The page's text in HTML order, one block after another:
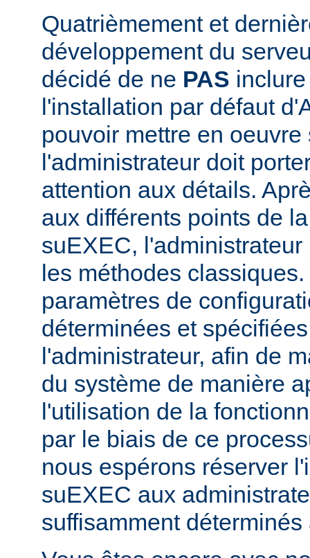
Quatrièmement et
développement du
décidé de ne PAS
l'installation par défaut
pouvoir mettre en oeuvre
l'administrateur doit
attention aux détails.
aux différents points de
suEXEC,
les méthodes
paramètres de
déterminées et
l'administrateur, afin de
du système de manière
l'utilisation de la
par le biais de ce
nous espérons réserver
suEXEC aux
suffisamment